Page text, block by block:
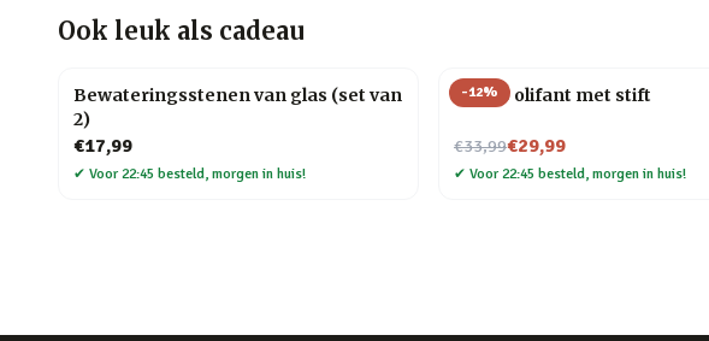
Ook leuk als cadeau
Bewateringsstenen van glas (set van
2)
€17,99
✔ Voor 22:45 besteld, morgen in huis!
-12%
Memo olifant met stift
€33,99
Nu voor€29,99
✔ Voor 22:45 besteld, morgen in huis!